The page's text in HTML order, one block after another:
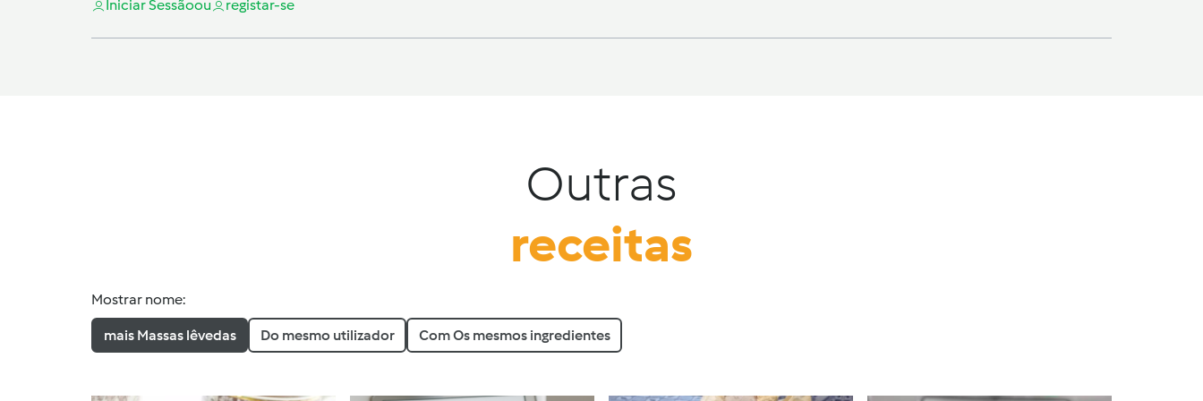
Iniciar Sessãoou registar-se
Outras
receitas
Mostrar nome:
mais Massas lêvedas Do mesmo utilizador Com Os mesmos ingredientes